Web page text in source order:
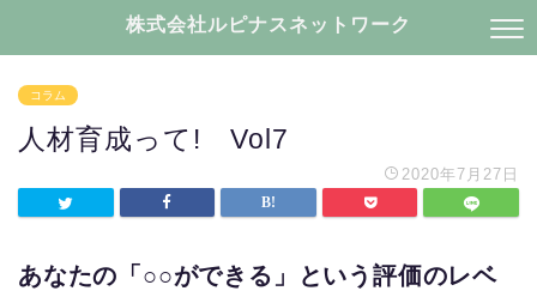
株式会社ルピナスネットワーク
コラム
人材育成って! Vol7
2020年7月27日
あなたの「○○ができる」という評価のレベ